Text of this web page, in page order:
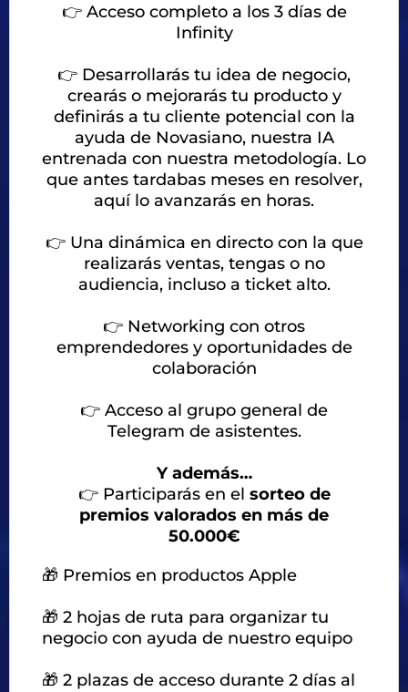
👉 Acceso completo a los 3 días de
Infinity
👉 Desarrollarás tu idea de negocio,
crearás o mejorarás tu producto y
definirás a tu cliente potencial con la
ayuda de Novasiano, nuestra IA
entrenada con nuestra metodología. Lo
que antes tardabas meses en resolver,
aquí lo avanzarás en horas.
👉 Una dinámica en directo con la que
realizarás ventas, tengas o no
audiencia, incluso a ticket alto.
👉 Networking con otros
emprendedores y oportunidades de
colaboración
👉 Acceso al grupo general de
Telegram de asistentes.
Y además…
👉 Participarás en el sorteo de
premios valorados en más de
50.000€
🎁 Premios en productos Apple
🎁 2 hojas de ruta para organizar tu
negocio con ayuda de nuestro equipo
🎁 2 plazas de acceso durante 2 días al